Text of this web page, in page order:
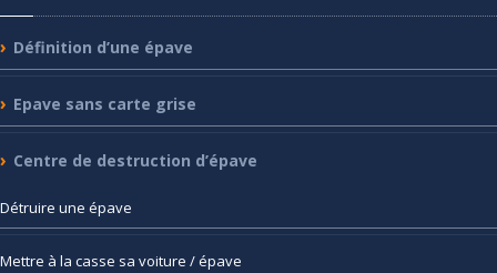
Définition d’une épave
Epave sans carte grise
Centre de destruction d’épave
Détruire une épave
Mettre à la casse sa voiture / épave